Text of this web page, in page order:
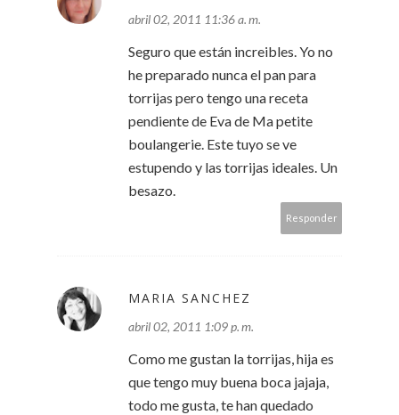
abril 02, 2011 11:36 a. m.
Seguro que están increibles. Yo no
he preparado nunca el pan para
torrijas pero tengo una receta
pendiente de Eva de Ma petite
boulangerie. Este tuyo se ve
estupendo y las torrijas ideales. Un
besazo.
Responder
MARIA SANCHEZ
abril 02, 2011 1:09 p. m.
Como me gustan la torrijas, hija es
que tengo muy buena boca jajaja,
todo me gusta, te han quedado